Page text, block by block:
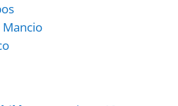
Mancio